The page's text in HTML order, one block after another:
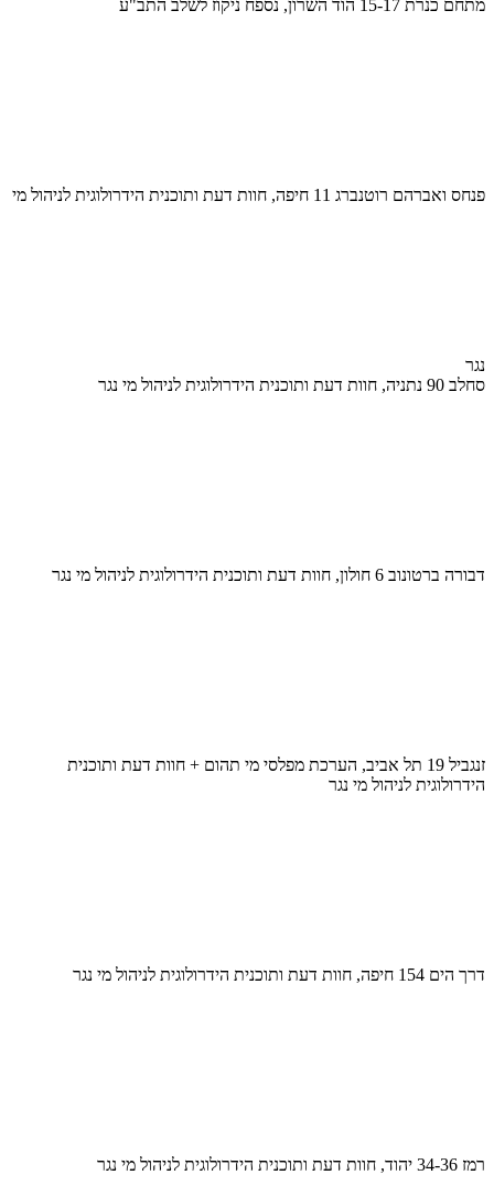
מתחם כנרת 15-17 הוד השרון, נספח ניקוז לשלב התב"ע
פנחס ואברהם רוטנברג 11 חיפה, חוות דעת ותוכנית הידרולוגית לניהול מי
נגר
סחלב 90 נתניה, חוות דעת ותוכנית הידרולוגית לניהול מי נגר
דבורה ברטונוב 6 חולון, חוות דעת ותוכנית הידרולוגית לניהול מי נגר
זנגביל 19 תל אביב, הערכת מפלסי מי תהום + חוות דעת ותוכנית
הידרולוגית לניהול מי נגר
דרך הים 154 חיפה, חוות דעת ותוכנית הידרולוגית לניהול מי נגר
רמז 34-36 יהוד, חוות דעת ותוכנית הידרולוגית לניהול מי נגר